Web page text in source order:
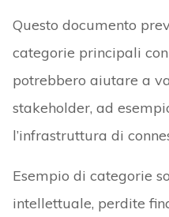
Questo documento
categorie principali
potrebbero aiutare a
stakeholder, ad
l’infrastruttura di
Esempio di categorie
intellettuale, perdite